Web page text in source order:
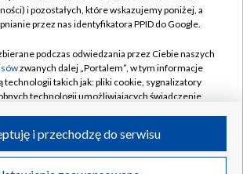
Cyfrowa
Pomoc
Kontakt
Kanały
Polska S.A. w likwidacji
i pozostałych, które wskazujemy poniżej, a
przez nas identyfikatora PPID do Google.
podczas odwiedzania przez Ciebie naszych
zwanych dalej „Portalem”, w tym informacje
technologii takich jak: pliki cookie, sygnalizatory
technologii umożliwiających świadczenie
podczas odwiedzania przez Ciebie
i przechodzę do serwisu